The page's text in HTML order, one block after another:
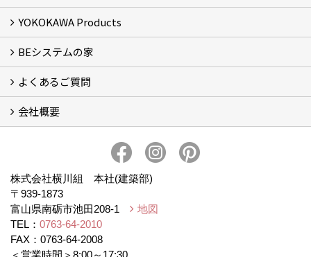
フォトギャラリー
リフォーム専門部
新築・増築専門部
現場レポート
完工事例
お客様の声
横川組歩道除雪隊
『五本線』応援ページ！
YOKOKAWA Products
窓ガラス遮熱・UVカット塗料【ゼロコート】
水回り再生コーティング【アクアリフレッシュ】
米杉羽目板【やすらぎ】
BEシステムの家
BEシステムの家 実績
BEシステムの家 概要
BEシステムの家 体感会レポート
ハウスオブザ高断熱受賞
よくあるご質問
BEシステムについて
家造りの流れ
会社概要
プライバシー・ポリシー
本社井口移転のお知らせ
株式会社横川組 本社(建築部)
〒939-1873
富山県南砺市池田208-1
地図
TEL： 0763-64-2010
FAX：0763-64-2008
＜営業時間＞8:00～17:30